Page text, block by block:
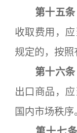
第十五条
收取费用，
规定的，按照
第十六条
出口商品，
国内市场秩序